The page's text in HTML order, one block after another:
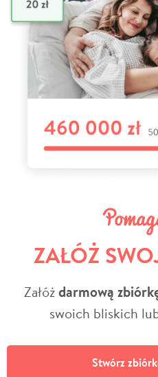
ZAŁÓŻ
Załóżdarmową
swoich bliskich
Stwórz